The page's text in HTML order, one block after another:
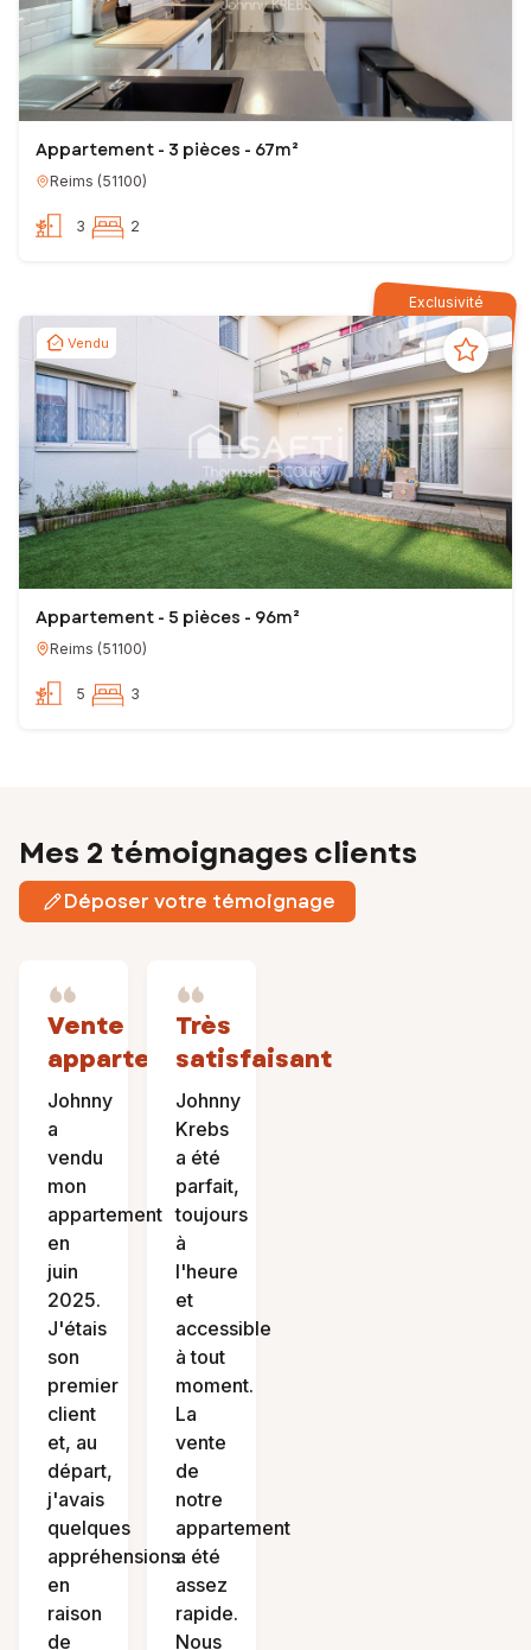
Appartement - 3 pièces - 67m²
Reims (51100)
3 2
Exclusivité
Vendu
Appartement - 5 pièces - 96m²
Reims (51100)
5 3
Mes 2 témoignages clients
Déposer votre témoignage
Vente
appartement
Johnny
a
vendu
mon
appartement
en
juin
2025.
J'étais
son
premier
client
et, au
départ,
j'avais
quelques
appréhensions
en
raison
de
Très
satisfaisant
Johnny
Krebs
a été
parfait,
toujours
à
l'heure
et
accessible
à tout
moment.
La
vente
de
notre
appartement
a été
assez
rapide.
Nous